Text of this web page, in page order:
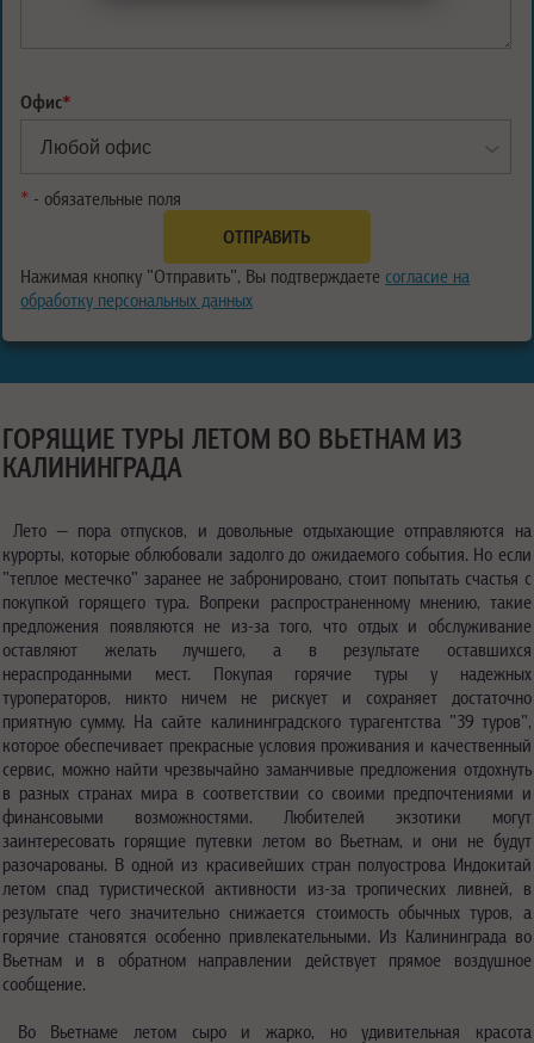
Офис*
* - обязательные поля
Нажимая кнопку "Отправить", Вы подтверждаете согласие на
обработку персональных данных
ГОРЯЩИЕ ТУРЫ ЛЕТОМ ВО ВЬЕТНАМ ИЗ
КАЛИНИНГРАДА
Лето — пора отпусков, и довольные отдыхающие отправляются на
курорты, которые облюбовали задолго до ожидаемого события. Но если
"теплое местечко" заранее не забронировано, стоит попытать счастья с
покупкой горящего тура. Вопреки распространенному мнению, такие
предложения появляются не из-за того, что отдых и обслуживание
оставляют желать лучшего, а в результате оставшихся
нераспроданными мест. Покупая горячие туры у надежных
туроператоров, никто ничем не рискует и сохраняет достаточно
приятную сумму. На сайте калининградского турагентства "39 туров",
которое обеспечивает прекрасные условия проживания и качественный
сервис, можно найти чрезвычайно заманчивые предложения отдохнуть
в разных странах мира в соответствии со своими предпочтениями и
финансовыми возможностями. Любителей экзотики могут
заинтересовать горящие путевки летом во Вьетнам, и они не будут
разочарованы. В одной из красивейших стран полуострова Индокитай
летом спад туристической активности из-за тропических ливней, в
результате чего значительно снижается стоимость обычных туров, а
горячие становятся особенно привлекательными. Из Калининграда во
Вьетнам и в обратном направлении действует прямое воздушное
сообщение.
Во Вьетнаме летом сыро и жарко, но удивительная красота